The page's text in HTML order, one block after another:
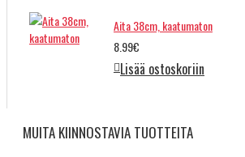
Aita 38cm, kaatumaton
8.99€
Lisää ostoskoriin
MUITA KIINNOSTAVIA TUOTTEITA